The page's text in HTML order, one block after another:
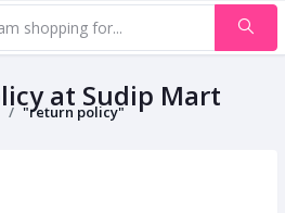
at Sudip Mart
"return policy"